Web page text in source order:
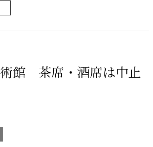
館 茶席・酒席は中止